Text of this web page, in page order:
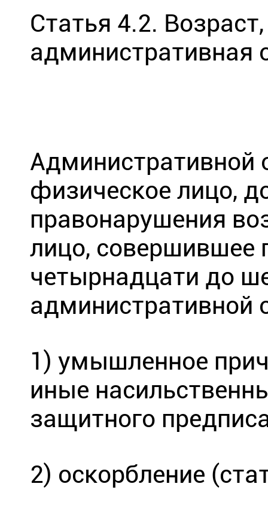
Статья 4.2.
административная
Административной
физическое лицо,
правонарушения
лицо, совершившее
четырнадцати до
административной
1) умышленное
иные
защитного
2) оскорбление